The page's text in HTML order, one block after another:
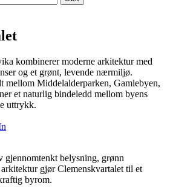
kombinerer moderne arkitektur med
og et grønt, levende nærmiljø.
mellom Middelalderparken, Gamlebyen,
et naturlig bindeledd mellom byens
uttrykk.
gjennomtenkt belysning, grønn
gjør Clemenskvartalet til et
byrom.